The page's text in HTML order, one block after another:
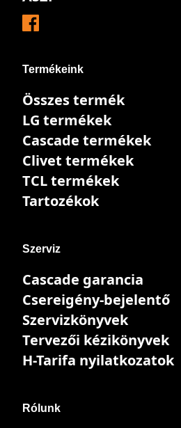
Termékeink
Összes termék
LG termékek
Cascade termékek
Clivet termékek
TCL termékek
Tartozékok
Szerviz
Cascade garancia
Csereigény-bejelentő
Szervizkönyvek
Tervezői kézikönyvek
H-Tarifa nyilatkozatok
Rólunk